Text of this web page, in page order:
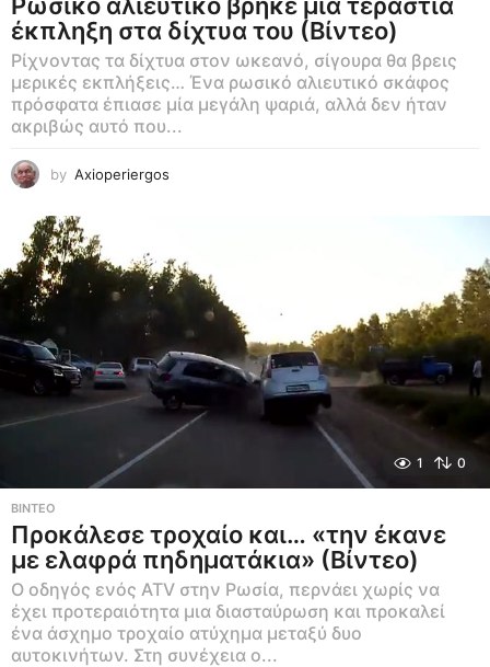
έκπληξη στα δίχτυα του (Βίντεο)
Ρίχνοντας τα δίχτυα στον ωκεανό, σίγουρα θα βρεις
μερικές εκπλήξεις… Ένα ρωσικό αλιευτικό σκάφος
πρόσφατα έπιασε μία μεγάλη ψαριά, αλλά δεν ήταν
ακριβώς αυτό που...
by Axioperiergos
1 0
ΒΊΝΤΕΟ
Προκάλεσε τροχαίο και… «την έκανε
με ελαφρά πηδηματάκια» (Βίντεο)
Ο οδηγός ενός ATV στην Ρωσία, περνάει χωρίς να
έχει προτεραιότητα μια διασταύρωση και προκαλεί
ένα άσχημο τροχαίο ατύχημα μεταξύ δυο
αυτοκινήτων. Στη συνέχεια ο...